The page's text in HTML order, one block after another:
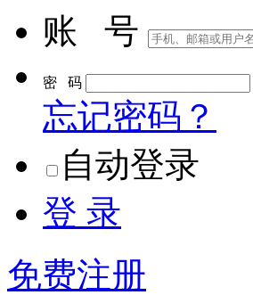
账 号
密 码
忘记密码？
自动登录
登 录
免费注册